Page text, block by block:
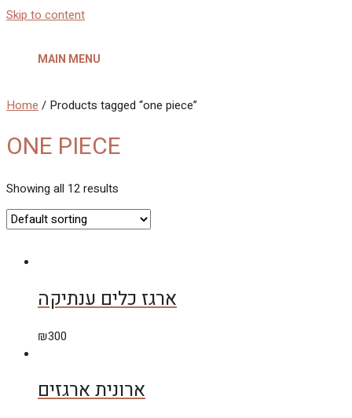
Skip to content
MAIN MENU
Home / Products tagged “one piece”
ONE PIECE
Showing all 12 results
ארגז כלים ענתיקה
₪300
ארונית ארגזים